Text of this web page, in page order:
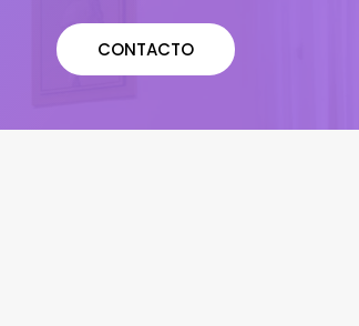
CONTACTO